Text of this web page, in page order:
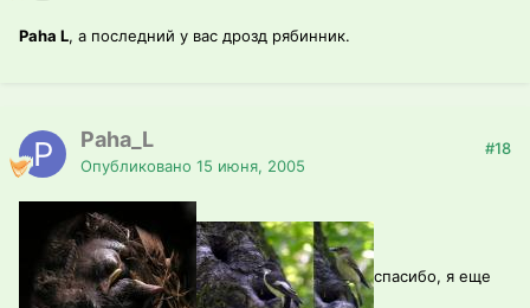
Paha L, а последний у вас дрозд рябинник.
Paha_L
Опубликовано 15 июня, 2005
#18
спасибо, я еще